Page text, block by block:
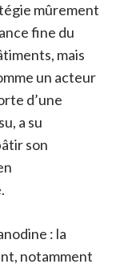
mûrement
fine du
mais
un acteur
d’une
a su
son
: la
notamment